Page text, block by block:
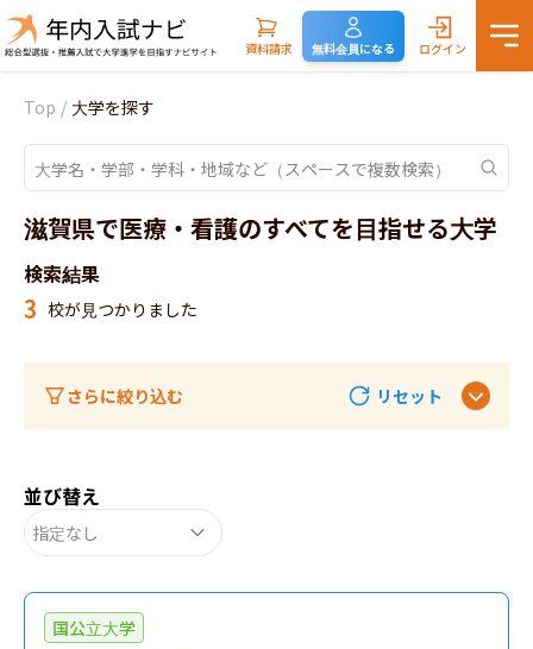
資料請求 無料会員になる ログイン
Top / 大学を探す
滋賀県で医療・看護のすべてを目指せる大学
検索結果
3 校が見つかりました
さらに絞り込む リセット
並び替え
指定なし
国公立大学